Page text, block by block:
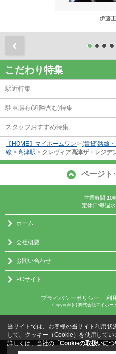
伊藤正
こだわり特集
駅近特集
駐車場有(近隣含む)特集
スタッフおすすめ特集
【HOME】マイホームワン > (賃貸)路線
線 > 高津駅 > クレヴィア高津ザ・レジデ
ページト
営業時間:10
定休日:毎週
ホーム
会社概要
お問い合わせ
PCサイト
プライバシーポリシー 利
Copyright(c) 株式会社マイホー
当サイトでは、お客様の当サイト利用状
して、クッキー（Cookie）を使用してい
詳しくは、当社の 「Cookieの取扱いにつ